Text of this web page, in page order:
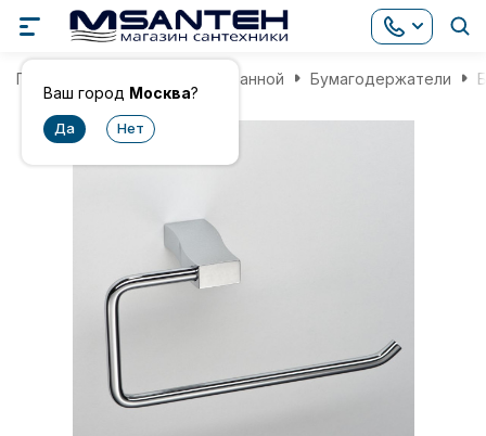
Ваш город Москва?
Главная Аксессуары для ванной Бумагодержатели